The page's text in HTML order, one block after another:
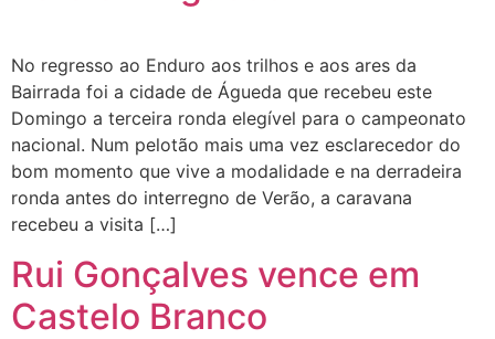
No regresso ao Enduro aos trilhos e aos ares da
Bairrada foi a cidade de Águeda que recebeu este
Domingo a terceira ronda elegível para o campeonato
nacional. Num pelotão mais uma vez esclarecedor do
bom momento que vive a modalidade e na derradeira
ronda antes do interregno de Verão, a caravana
recebeu a visita […]
Rui Gonçalves vence em
Castelo Branco